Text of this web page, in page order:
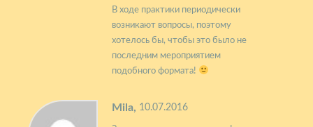
В ходе практики периодически
возникают вопросы, поэтому
хотелось бы, чтобы это было не
последним мероприятием
подобного формата!
Mila, 10.07.2016